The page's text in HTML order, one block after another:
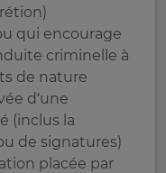
qui encourage
criminelle à
de nature
d’une
(inclus la
de signatures)
placée par